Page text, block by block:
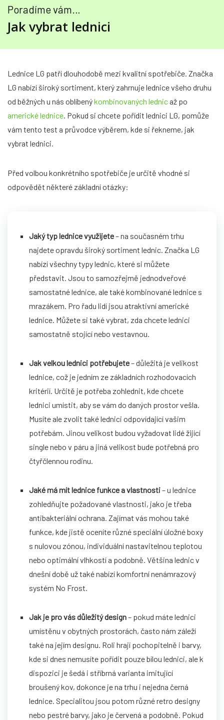
Poradíme vám…
Jak vybrat lednici
Lednice LG patří dlouhodobě mezi kvalitní spotřebiče. Značka
LG nabízí široký sortiment, který zahrnuje lednice všeho druhu
od běžných u nás oblíbenýkombinovaných lednic až po
americké lednice. Pokud si chcete pořídit lednici LG, pomůže
vám tento test a průvodce výběrem, kde si řekneme, jak
vybrat lednici.
Před volbou konkrétního spotřebiče je určitě vhodné si
odpovědět některé základní otázky:
Jaký typ lednice využijete– na současném trhu
najdete opravdu široký sortiment lednic. Značka LG
nabízí všechny typy lednic, které si můžete
představit. Jsou to samozřejmě jednodveřové
samostatné lednice, ale také kombinované lednice s
mrazákem. Pro řadu lidí jsou atraktivní americké
lednice. Můžete si také vybrat, zda chcete lednici
samostatně stojící nebo vestavnou.
Jak velkou lednici potřebujete– důležitá je velikost
lednice, což je jedním ze základních rozhodovacích
kritérií. Určitě je potřeba zohlednit, kde chcete
lednici umístit, aby se vám do daných prostor vešla.
Musíte ale zvolit také lednici odpovídající vašim
potřebám. Jinou velikost budou vyžadovat lidé žijící
single nebo v páru a jiná velikost bude potřebná pro
čtyřčlennou rodinu.
Jaké má mít lednice funkce a vlastnosti– u lednice
zohledňujte požadované vlastnosti, jako je třeba
antibakteriální ochrana. Zajímat vás mohou také
funkce, kde jistě oceníte různé speciální úložné boxy
s nulovou zónou, individuální nastavitelnou teplotou
nebo optimální vlhkostí a podobně. Většina lednic v
dnešní době už také nabízí komfortní nenámrazový
systém No Frost.
Jak je pro vás důležitý design– pokud máte lednici
umístěnu v obytných prostorách, často nám záleží
také na jejím designu. Roli hrají pochopitelně i barvy,
kde si dnes nemusíte pořídit pouze bílou lednici, ale k
dispozici je šedá i stříbrná varianta imitující
broušený kov, dokonce je na trhu i nejedna černá
lednice. Specialitou jsou potom různé retro designy
nebo pestré barvy, jako je červená a podobně. Pokud